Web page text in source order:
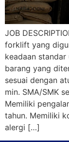
JOB
forklift yang
keadaan
barang yang
sesuai dengan
min. SMA/SMK
Memiliki
tahun. Memiliki
alergi […]